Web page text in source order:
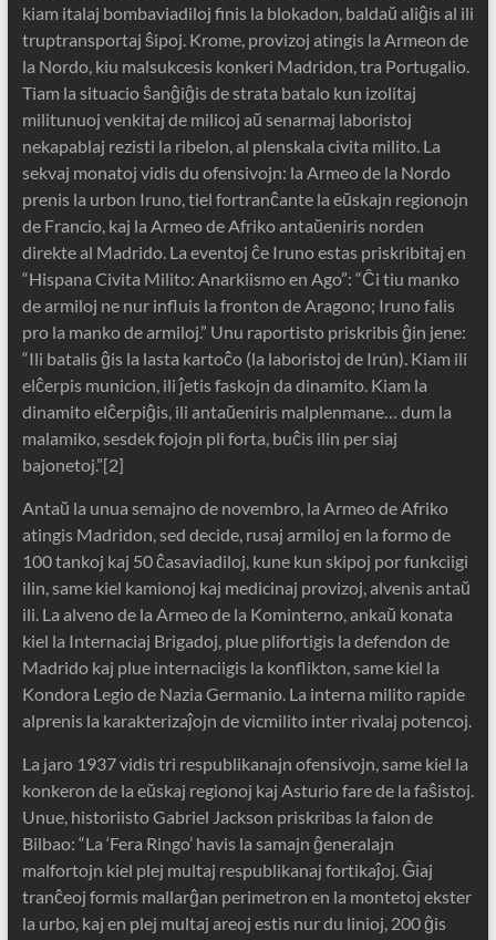
kiam italaj bombaviadiloj finis la blokadon, baldaŭ aliĝis al ili
truptransportaj ŝipoj. Krome, provizoj atingis la Armeon de
la Nordo, kiu malsukcesis konkeri Madridon, tra Portugalio.
Tiam la situacio ŝanĝiĝis de strata batalo kun izolitaj
militunuoj venkitaj de milicoj aŭ senarmaj laboristoj
nekapablaj rezisti la ribelon, al plenskala civita milito. La
sekvaj monatoj vidis du ofensivojn: la Armeo de la Nordo
prenis la urbon Iruno, tiel fortranĉante la eŭskajn regionojn
de Francio, kaj la Armeo de Afriko antaŭeniris norden
direkte al Madrido. La eventoj ĉe Iruno estas priskribitaj en
“Hispana Civita Milito: Anarkiismo en Ago”: “Ĉi tiu manko
de armiloj ne nur influis la fronton de Aragono; Iruno falis
pro la manko de armiloj.” Unu raportisto priskribis ĝin jene:
“Ili batalis ĝis la lasta kartoĉo (la laboristoj de Irún). Kiam ili
elĉerpis municion, ili ĵetis faskojn da dinamito. Kiam la
dinamito elĉerpiĝis, ili antaŭeniris malplenmane… dum la
malamiko, sesdek fojojn pli forta, buĉis ilin per siaj
bajonetoj.”[2]
Antaŭ la unua semajno de novembro, la Armeo de Afriko
atingis Madridon, sed decide, rusaj armiloj en la formo de
100 tankoj kaj 50 ĉasaviadiloj, kune kun skipoj por funkciigi
ilin, same kiel kamionoj kaj medicinaj provizoj, alvenis antaŭ
ili. La alveno de la Armeo de la Kominterno, ankaŭ konata
kiel la Internaciaj Brigadoj, plue plifortigis la defendon de
Madrido kaj plue internaciigis la konflikton, same kiel la
Kondora Legio de Nazia Germanio. La interna milito rapide
alprenis la karakterizaĵojn de vicmilito inter rivalaj potencoj.
La jaro 1937 vidis tri respublikanajn ofensivojn, same kiel la
konkeron de la eŭskaj regionoj kaj Asturio fare de la faŝistoj.
Unue, historiisto Gabriel Jackson priskribas la falon de
Bilbao: “La ‘Fera Ringo’ havis la samajn ĝeneralajn
malfortojn kiel plej multaj respublikanaj fortikaĵoj. Ĝiaj
tranĉeoj formis mallarĝan perimetron en la montetoj ekster
la urbo, kaj en plej multaj areoj estis nur du linioj, 200 ĝis